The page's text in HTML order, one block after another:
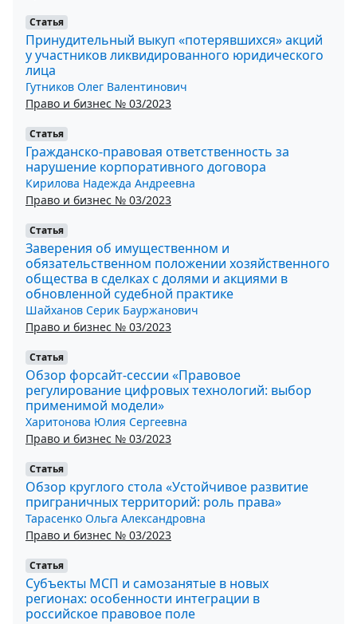
Статья
Принудительный выкуп «потерявшихся» акций
у участников ликвидированного юридического
лица
Гутников Олег Валентинович
Право и бизнес № 03/2023
Статья
Гражданско-правовая ответственность за
нарушение корпоративного договора
Кирилова Надежда Андреевна
Право и бизнес № 03/2023
Статья
Заверения об имущественном и
обязательственном положении хозяйственного
общества в сделках с долями и акциями в
обновленной судебной практике
Шайханов Серик Бауржанович
Право и бизнес № 03/2023
Статья
Обзор форсайт-сессии «Правовое
регулирование цифровых технологий: выбор
применимой модели»
Харитонова Юлия Сергеевна
Право и бизнес № 03/2023
Статья
Обзор круглого стола «Устойчивое развитие
приграничных территорий: роль права»
Тарасенко Ольга Александровна
Право и бизнес № 03/2023
Статья
Субъекты МСП и самозанятые в новых
регионах: особенности интеграции в
российское правовое поле